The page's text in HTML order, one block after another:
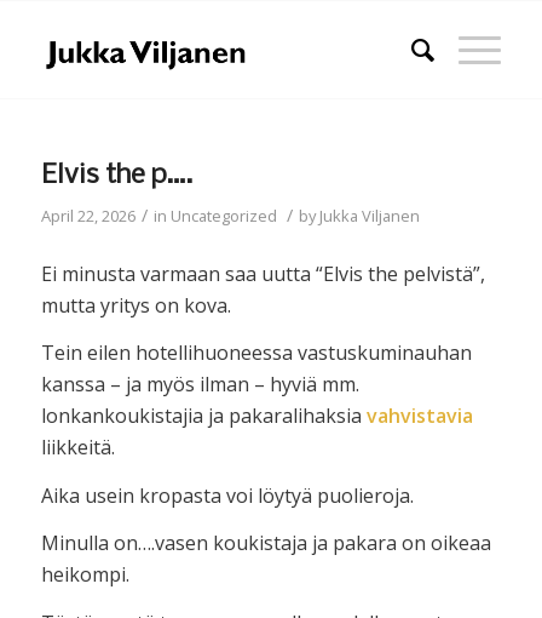
Elvis the p….
April 22, 2026 / in Uncategorized / byJukka Viljanen
Ei minusta varmaan saa uutta “Elvis the pelvistä”,
mutta yritys on kova.
Tein eilen hotellihuoneessa vastuskuminauhan
kanssa – ja myös ilman – hyviä mm.
lonkankoukistajia ja pakaralihaksia vahvistavia
liikkeitä.
Aika usein kropasta voi löytyä puolieroja.
Minulla on….vasen koukistaja ja pakara on oikeaa
heikompi.